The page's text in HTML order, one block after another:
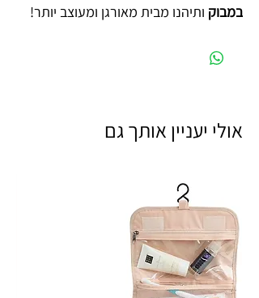
במבוק ותיהנו מבית מאורגן ומעוצב יותר!
אולי יעניין אותך גם